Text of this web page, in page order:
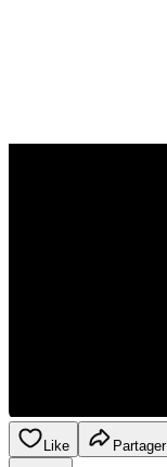
Like Partager